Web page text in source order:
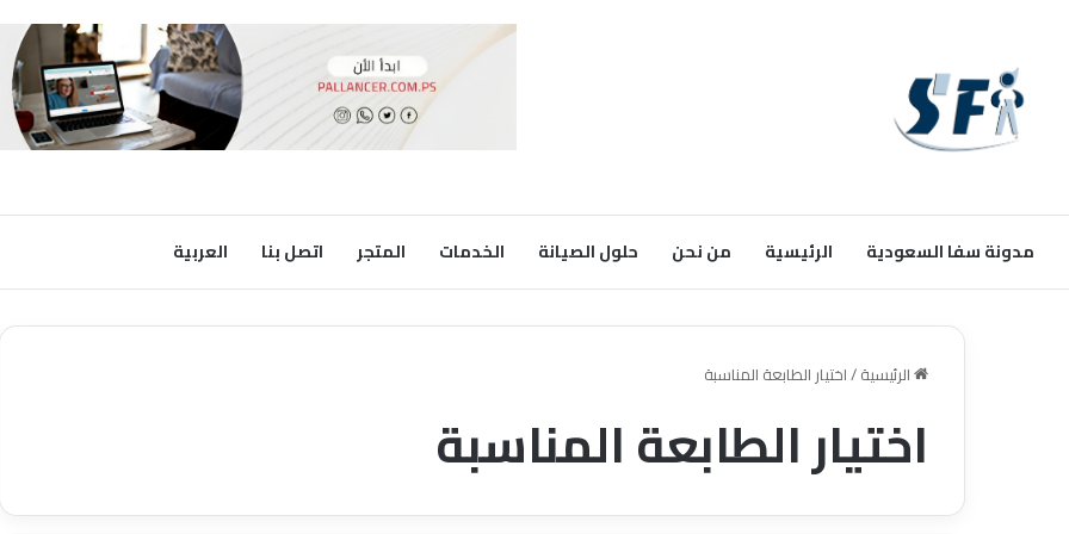
مدونة سفا السعودية الرئيسية من نحن حلول الصيانة الخدمات المتجر اتصل بنا العربية
الرئيسية/اختيار الطابعة المناسبة
اختيار الطابعة المناسبة